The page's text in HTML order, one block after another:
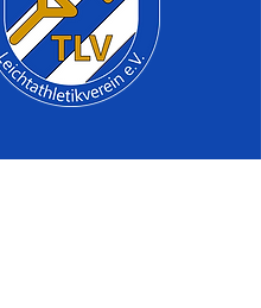
Sie immer auf dem